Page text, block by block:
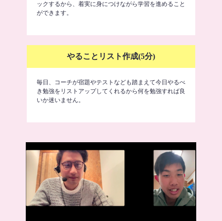
ックするから、着実に身につけながら学習を進めること
ができます。
やることリスト作成(5分)
毎日、コーチが宿題やテストなども踏まえて今日やるべ
き勉強をリストアップしてくれるから何を勉強すれば良
いか迷いません。